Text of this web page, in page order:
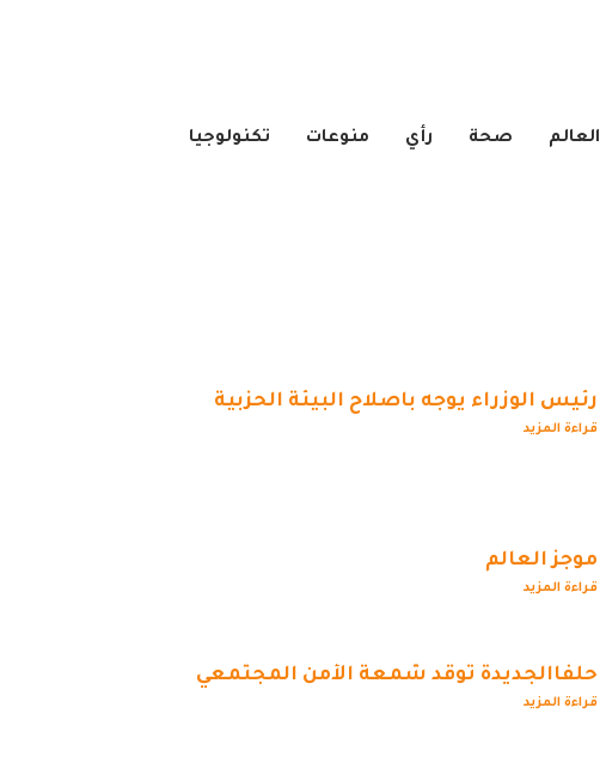
العالم صحة رأي منوعات تكنولوجيا
رئيس الوزراء يوجه باصلاح البيئة الحزبية
قراءة المزيد
موجز العالم
قراءة المزيد
حلفاالجديدة توقد شمعة الأمن المجتمعي
قراءة المزيد